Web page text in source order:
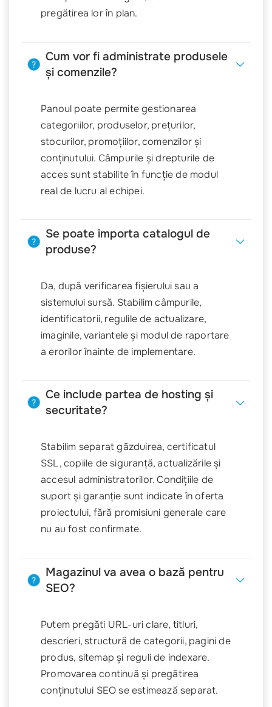
pregătirea lor în plan.
Cum vor fi administrate produsele
și comenzile?
Panoul poate permite gestionarea
categoriilor, produselor, prețurilor,
stocurilor, promoțiilor, comenzilor și
conținutului. Câmpurile și drepturile de
acces sunt stabilite în funcție de modul
real de lucru al echipei.
Se poate importa catalogul de
produse?
Da, după verificarea fișierului sau a
sistemului sursă. Stabilim câmpurile,
identificatorii, regulile de actualizare,
imaginile, variantele și modul de raportare
a erorilor înainte de implementare.
Ce include partea de hosting și
securitate?
Stabilim separat găzduirea, certificatul
SSL, copiile de siguranță, actualizările și
accesul administratorilor. Condițiile de
suport și garanție sunt indicate în oferta
proiectului, fără promisiuni generale care
nu au fost confirmate.
Magazinul va avea o bază pentru
SEO?
Putem pregăti URL-uri clare, titluri,
descrieri, structură de categorii, pagini de
produs, sitemap și reguli de indexare.
Promovarea continuă și pregătirea
conținutului SEO se estimează separat.